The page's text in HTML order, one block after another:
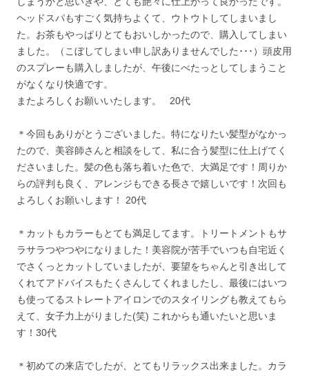
ヘッドスパもすごく気持ちよくて、ウトウトしてしまいまし
た。お茶もやっぱりとてもおいしかったので、購入してしまい
ました。（こぼしてしまい申し訳ありませんでした･･･）頭皮用
のスプレーも購入しましたが、午後にべたっとしてしまうこと
がなくなり快適です。
またよろしくお願いいたします。 20代
＊今回もありがとうございました。特になりたい髪型がなかっ
たので、美容師さんと相談をして、私に合う髪型に仕上げてく
ださいました。髪の色も落ち着いた色で、大満足です！周りか
らの評判も良く、アレンジもできる長さで嬉しいです！次回も
よろしくお願いします！ 20代
＊カットもカラーもとても満足してます。トリートメントもサ
ラサラつやつやになりました！美容院が苦手でいつも自宅近く
でさくっとカットしていましたが、要望をちゃんと引き出して
くれてアドバイスもたくさんしてくれましたし、最後にはいつ
も使ってるストレートアイロンでのスタイリングも教えてもら
えて、女子力上がりました(笑) これからも通いたいと思いま
す！30代
＊初めての来店でしたが、とてもリラックス出来ました。カラ